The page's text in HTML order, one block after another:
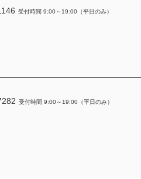
受付時間 9:00～19:00（平日のみ）
受付時間 9:00～19:00（平日のみ）